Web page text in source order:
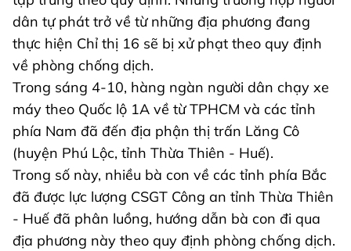
dân tự phát trở về từ những địa phương đang
thực hiện Chỉ thị 16 sẽ bị xử phạt theo quy định
về phòng chống dịch.
Trong sáng 4-10, hàng ngàn người dân chạy xe
máy theo Quốc lộ 1A về từ TPHCM và các tỉnh
phía Nam đã đến địa phận thị trấn Lăng Cô
(huyện Phú Lộc, tỉnh Thừa Thiên - Huế).
Trong số này, nhiều bà con về các tỉnh phía Bắc
đã được lực lượng CSGT Công an tỉnh Thừa Thiên
- Huế đã phân luồng, hướng dẫn bà con đi qua
địa phương này theo quy định phòng chống dịch.